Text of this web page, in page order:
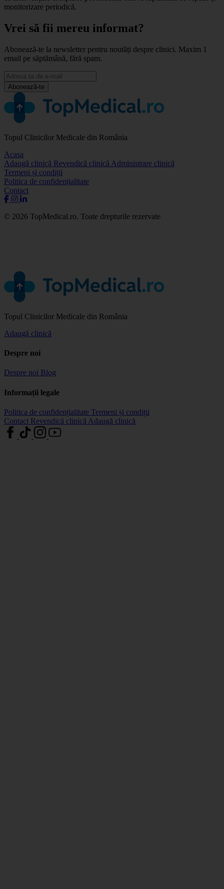
monitorizare periodică.
Vrei să fii mereu informat?
Abonează-te la newsletter pentru noutăți despre clinici. Maxim 1
email pe săptămână, fără spam.
Abonează-te
Topul Clinicilor Medicale din România
Acasa
Adaugă clinică Revendică clinică Administrare clinică
Termeni și condiții
Politica de confidențialitate
Contact
© 2026 TopMedical.ro. Toate drepturile rezervate
Topul Clinicilor Medicale din România
Adaugă clinică
Despre noi
Despre noi Blog
Informații legale
Politica de confidențialitate Termeni și condiții
Contact Revendică clinică Adaugă clinică